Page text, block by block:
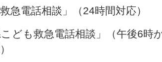
急電話相談」（24時間対応）
も救急電話相談」（午後6時か